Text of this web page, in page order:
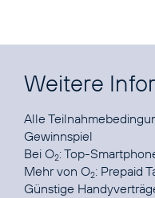
Weitere
Alle
Gewinnspiel
Bei O2:Top-
Mehr von O2: Prepaid
Günstige